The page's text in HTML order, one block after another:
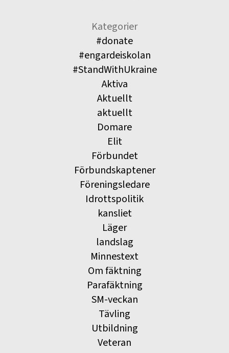
Kategorier
#donate
#engardeiskolan
#StandWithUkraine
Aktiva
Aktuellt
aktuellt
Domare
Elit
Förbundet
Förbundskaptener
Föreningsledare
Idrottspolitik
kansliet
Läger
landslag
Minnestext
Om fäktning
Parafäktning
SM-veckan
Tävling
Utbildning
Veteran